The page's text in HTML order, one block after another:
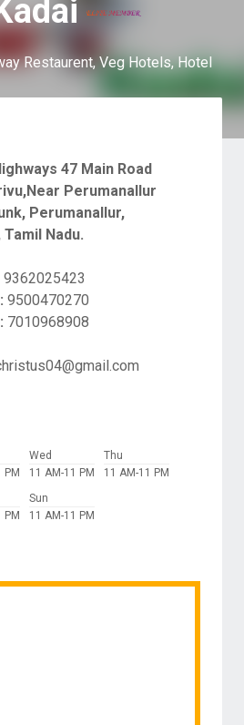
Restaurent, Veg Hotels,Hotel
47 Main Road
Perumanallur
Perumanallur,
Nadu.
9362025423
9500470270
7010968908
PM
Wed
11 AM-11 PM
Thu
11 AM-11 PM
PM
Sun
11 AM-11 PM